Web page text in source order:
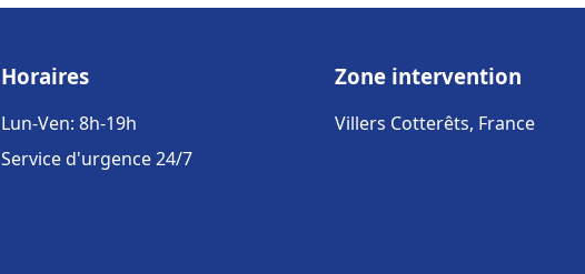
Horaires
Lun-Ven: 8h-19h
Service d'urgence 24/7
Zone intervention
Villers Cotterêts, France